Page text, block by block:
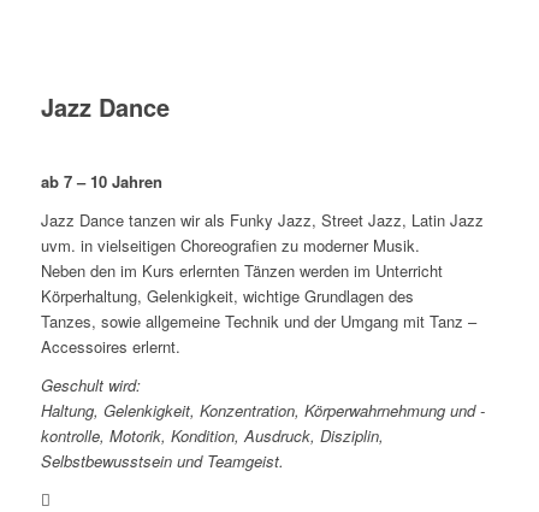
Jazz Dance
ab 7 – 10 Jahren
Jazz Dance tanzen wir als Funky Jazz, Street Jazz, Latin Jazz
uvm. in vielseitigen Choreografien zu moderner Musik.
Neben den im Kurs erlernten Tänzen werden im Unterricht
Körperhaltung, Gelenkigkeit, wichtige Grundlagen des
Tanzes, sowie allgemeine Technik und der Umgang mit Tanz –
Accessoires erlernt.
Geschult wird:
Haltung, Gelenkigkeit, Konzentration, Körperwahrnehmung und -
kontrolle, Motorik, Kondition, Ausdruck, Disziplin,
Selbstbewusstsein und Teamgeist.